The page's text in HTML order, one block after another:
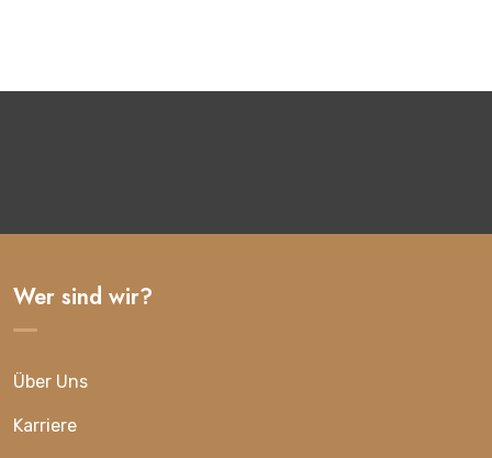
Wer sind wir?
Über Uns
Karriere